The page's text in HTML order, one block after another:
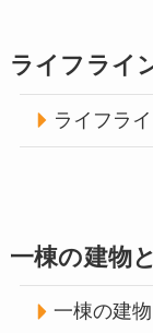
ライフライ
ライフラ
一棟の建物
一棟の建